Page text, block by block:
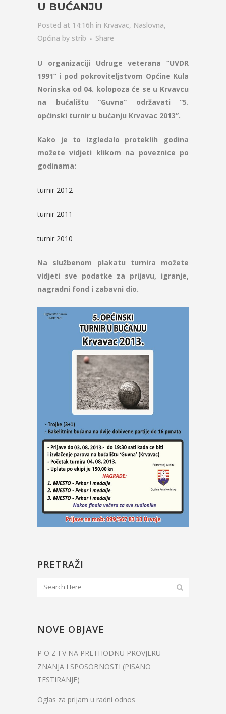
U BUĆANJU
Posted at 14:16h in Krvavac, Naslovna,
Općina by strib Share
U organizaciji Udruge veterana “UVDR
1991” i pod pokroviteljstvom Općine Kula
Norinska od 04. kolopoza će se u Krvavcu
na bućalištu “Guvna” održavati “5.
općinski turnir u bućanju Krvavac 2013”.
Kako je to izgledalo proteklih godina
možete vidjeti klikom na poveznice po
godinama:
turnir 2012
turnir 2011
turnir 2010
Na službenom plakatu turnira možete
vidjeti sve podatke za prijavu, igranje,
nagradni fond i zabavni dio.
PRETRAŽI
NOVE OBJAVE
P O Z I V NA PRETHODNU PROVJERU
ZNANJA I SPOSOBNOSTI (PISANO
TESTIRANJE)
Oglas za prijam u radni odnos